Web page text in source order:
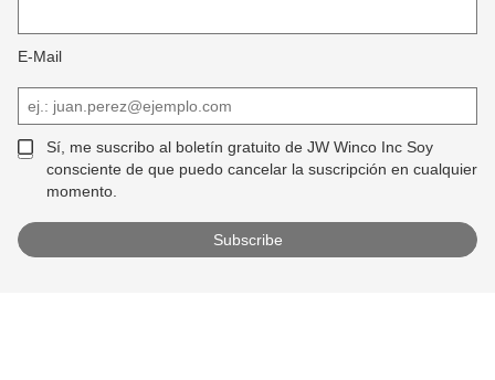
E-Mail
Sí, me suscribo al boletín gratuito de JW Winco Inc Soy
consciente de que puedo cancelar la suscripción en cualquier
momento.